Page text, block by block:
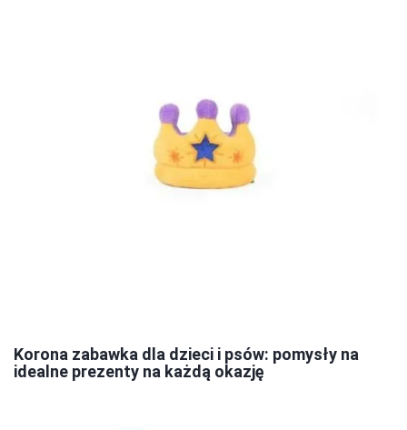
Korona zabawka dla dzieci i psów: pomysły na
idealne prezenty na każdą okazję